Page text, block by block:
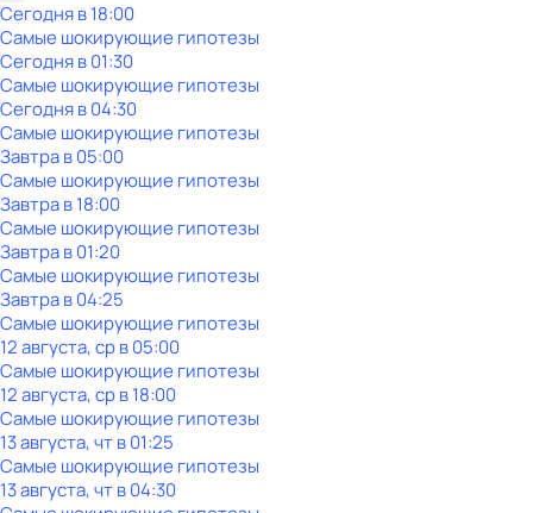
Сегодня в 18:00
Самые шoкиpующие гипотезы
Сегодня в 01:30
Самые шoкиpующие гипотезы
Сегодня в 04:30
Самые шoкиpующие гипотезы
Завтра в 05:00
Самые шoкиpующие гипотезы
Завтра в 18:00
Самые шoкиpующие гипотезы
Завтра в 01:20
Самые шoкиpующие гипотезы
Завтра в 04:25
Самые шoкиpующие гипотезы
12 августа, ср в 05:00
Самые шoкиpующие гипотезы
12 августа, ср в 18:00
Самые шoкиpующие гипотезы
13 августа, чт в 01:25
Самые шoкиpующие гипотезы
13 августа, чт в 04:30